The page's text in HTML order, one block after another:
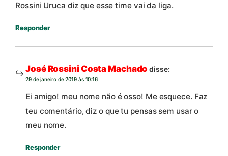
Rossini Uruca diz que esse time vai da liga.
Responder
José Rossini Costa Machado disse:
29 de janeiro de 2019 às 10:16
Ei amigo! meu nome não é osso! Me esquece. Faz
teu comentário, diz o que tu pensas sem usar o
meu nome.
Responder